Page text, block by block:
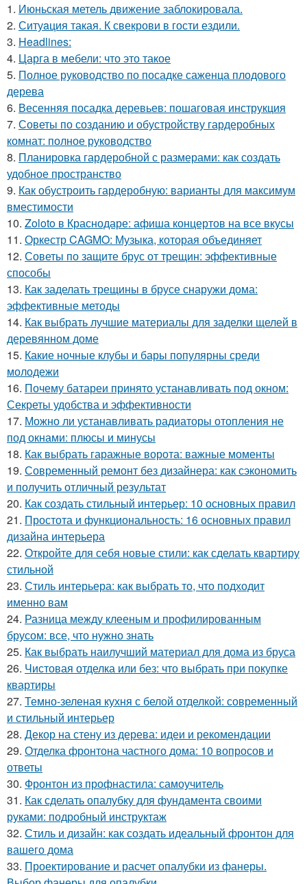
1. Июньская метель движение заблокировала.
2. Ситуaция такая. К свекрови в гости ездили.
3. Headlines:
4. Царга в мебели: что это такое
5. Полное руководство по посадке саженца плодового
дерева
6. Весенняя посадка деревьев: пошаговая инструкция
7. Советы по созданию и обустройству гардеробных
комнат: полное руководство
8. Планировка гардеробной с размерами: как создать
удобное пространство
9. Как обустроить гардеробную: варианты для максимум
вместимости
10. Zoloto в Краснодаре: афиша концертов на все вкусы
11. Оркестр CAGMO: Музыка, которая объединяет
12. Советы по защите брус от трещин: эффективные
способы
13. Как заделать трещины в брусе снаружи дома:
эффективные методы
14. Как выбрать лучшие материалы для заделки щелей в
деревянном доме
15. Какие ночные клубы и бары популярны среди
молодежи
16. Почему батареи принято устанавливать под окном:
Секреты удобства и эффективности
17. Можно ли устанавливать радиаторы отопления не
под окнами: плюсы и минусы
18. Как выбрать гаражные ворота: важные моменты
19. Современный ремонт без дизайнера: как сэкономить
и получить отличный результат
20. Как создать стильный интерьер: 10 основных правил
21. Простота и функциональность: 16 основных правил
дизайна интерьера
22. Откройте для себя новые стили: как сделать квартиру
стильной
23. Стиль интерьера: как выбрать то, что подходит
именно вам
24. Разница между клееным и профилированным
брусом: все, что нужно знать
25. Как выбрать наилучший материал для дома из бруса
26. Чистовая отделка или без: что выбрать при покупке
квартиры
27. Темно-зеленая кухня с белой отделкой: современный
и стильный интерьер
28. Декор на стену из дерева: идеи и рекомендации
29. Отделка фронтона частного дома: 10 вопросов и
ответы
30. Фронтон из профнастила: самоучитель
31. Как сделать опалубку для фундамента своими
руками: подробный инструктаж
32. Стиль и дизайн: как создать идеальный фронтон для
вашего дома
33. Проектирование и расчет опалубки из фанеры.